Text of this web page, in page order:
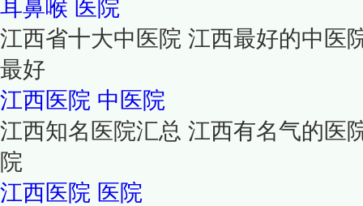
耳鼻喉 医院
江西省十大中医院 江西最好的中医
最好
江西医院 中医院
江西知名医院汇总 江西有名气的医
院
江西医院 医院